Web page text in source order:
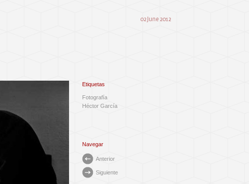
02 June 2012
Etiquetas
Fotografía
Héctor García
Navegar
Anterior
Siguiente